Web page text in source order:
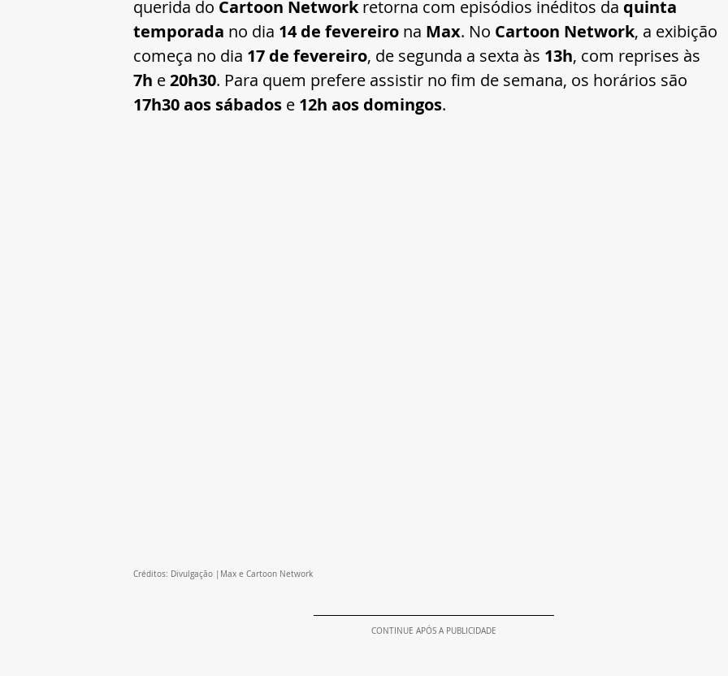
querida do Cartoon Network retorna com episódios inéditos da quinta
temporada no dia 14 de fevereiro na Max. No Cartoon Network, a exibição
começa no dia 17 de fevereiro, de segunda a sexta às 13h, com reprises às
7h e 20h30. Para quem prefere assistir no fim de semana, os horários são
17h30 aos sábados e 12h aos domingos.
Créditos: Divulgação |Max e Cartoon Network
CONTINUE APÓS A PUBLICIDADE